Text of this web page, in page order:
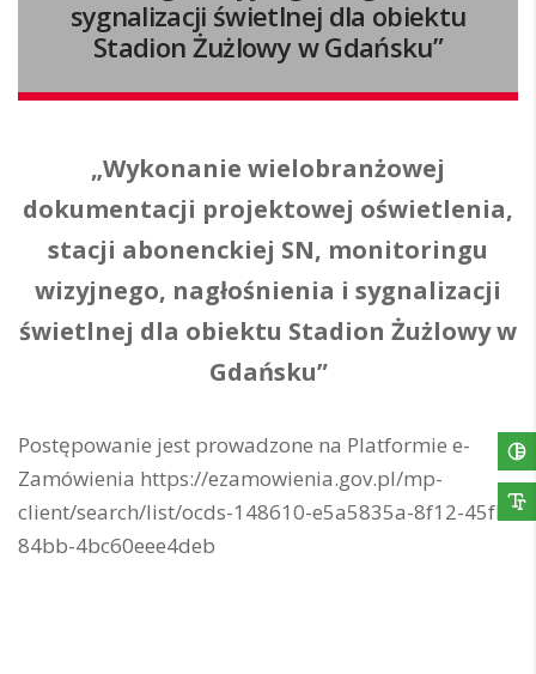
sygnalizacji świetlnej dla obiektu
Stadion Żużlowy w Gdańsku”
„Wykonanie wielobranżowej
dokumentacji projektowej oświetlenia,
stacji abonenckiej SN, monitoringu
wizyjnego, nagłośnienia i sygnalizacji
świetlnej dla obiektu Stadion Żużlowy w
Gdańsku”
Postępowanie jest prowadzone na Platformie e-
Zamówienia https://ezamowienia.gov.pl/mp-
client/search/list/ocds-148610-e5a5835a-8f12-45fb-
84bb-4bc60eee4deb